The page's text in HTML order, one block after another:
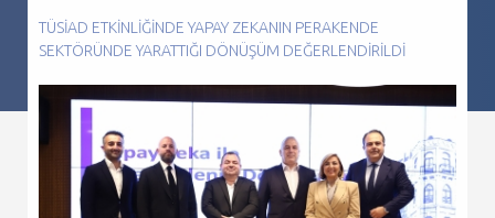
TÜSİAD ETKINLIĞINDE YAPAY ZEKANIN PERAKENDE
SEKTÖRÜNDE YARATTIĞI DÖNÜŞÜM DEĞERLENDIRILDI